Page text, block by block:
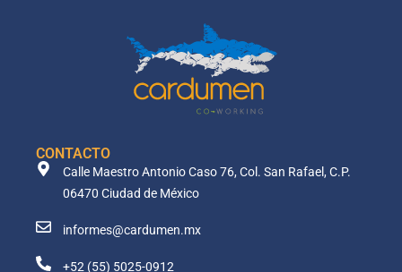
CONTACTO
Calle Maestro Antonio Caso 76, Col. San Rafael, C.P.
06470 Ciudad de México
informes@cardumen.mx
+52 (55) 5025-0912